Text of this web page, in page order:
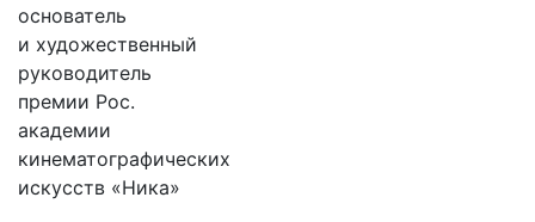
основатель
и художественный
руководитель
премии Рос.
академии
кинематографических
искусств «Ника»